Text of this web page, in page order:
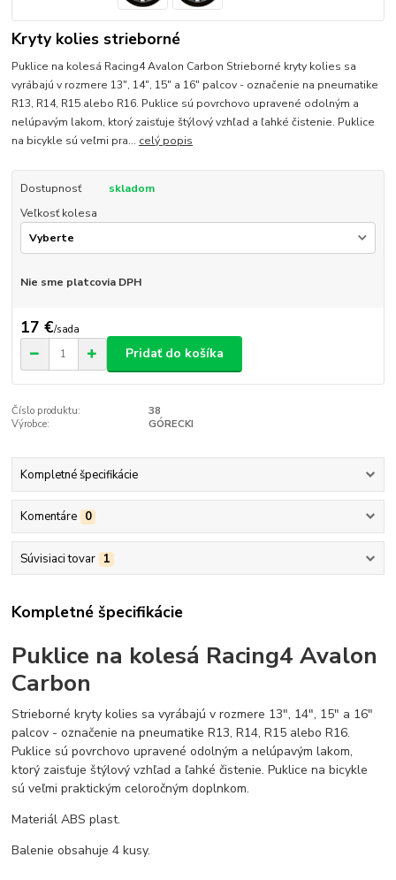
Kryty kolies strieborné
Puklice na kolesá Racing4 Avalon Carbon Strieborné kryty kolies sa
vyrábajú v rozmere 13", 14", 15" a 16" palcov - označenie na pneumatike
R13, R14, R15 alebo R16. Puklice sú povrchovo upravené odolným a
nelúpavým lakom, ktorý zaisťuje štýlový vzhľad a ľahké čistenie. Puklice
na bicykle sú veľmi pra... celý popis
Dostupnosť
skladom
Veľkosť kolesa
Nie sme platcovia DPH
17 €/sada
Pridať do košíka
Číslo produktu:
38
Výrobce:
GÓRECKI
Kompletné špecifikácie
Komentáre 0
Súvisiaci tovar 1
Kompletné špecifikácie
Puklice na kolesá Racing4 Avalon
Carbon
Strieborné kryty kolies sa vyrábajú v rozmere 13", 14", 15" a 16"
palcov - označenie na pneumatike R13, R14, R15 alebo R16.
Puklice sú povrchovo upravené odolným a nelúpavým lakom,
ktorý zaisťuje štýlový vzhľad a ľahké čistenie. Puklice na bicykle
sú veľmi praktickým celoročným doplnkom.
Materiál ABS plast.
Balenie obsahuje 4 kusy.